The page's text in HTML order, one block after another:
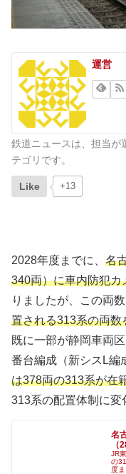
運営
鉄道ニュースは、担当が
テゴリです。
Like +13
2028年度までに、 名
340両）に車内防犯カ
りましたが、この両
置される313系の両数
既に一部が静岡車両
番台編成（新シスL編
は378両の313系が在
313系の配置体制に変
名
（
JR
の
度